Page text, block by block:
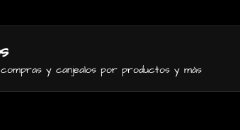
y canjealos por productos y más